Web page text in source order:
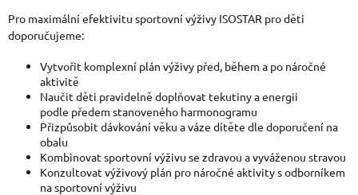
Pro maximální efektivitu sportovní výživy ISOSTAR pro děti
doporučujeme:
Vytvořit komplexní plán výživy před, během a po náročné
aktivitě
Naučit děti pravidelně doplňovat tekutiny a energii
podle předem stanoveného harmonogramu
Přizpůsobit dávkování věku a váze dítěte dle doporučení na
obalu
Kombinovat sportovní výživu se zdravou a vyváženou stravou
Konzultovat výživový plán pro náročné aktivity s odborníkem
na sportovní výživu